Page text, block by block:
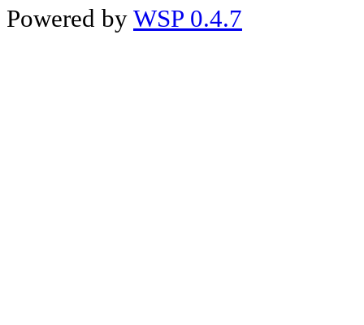
Powered by WSP 0.4.7